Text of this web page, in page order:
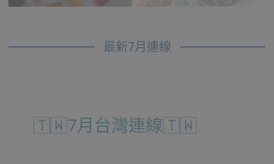
最新7月連線
🇹🇼7月台灣連線🇹🇼